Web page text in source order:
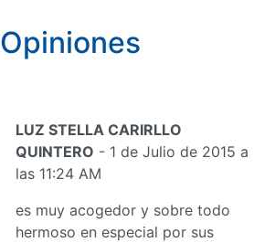
Opiniones
LUZ STELLA CARIRLLO
QUINTERO - 1 de Julio de 2015 a
las 11:24 AM
es muy acogedor y sobre todo
hermoso en especial por sus